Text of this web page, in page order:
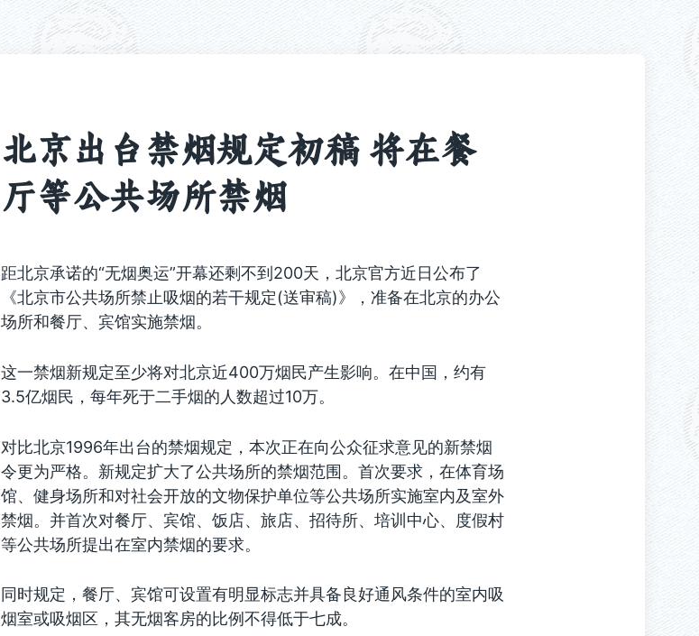
北京出台禁烟规定初稿 将在餐
厅等公共场所禁烟
距北京承诺的“无烟奥运”开幕还剩不到200天，北京官方近日公布了
《北京市公共场所禁止吸烟的若干规定(送审稿)》，准备在北京的办公
场所和餐厅、宾馆实施禁烟。
这一禁烟新规定至少将对北京近400万烟民产生影响。在中国，约有
3.5亿烟民，每年死于二手烟的人数超过10万。
对比北京1996年出台的禁烟规定，本次正在向公众征求意见的新禁烟
令更为严格。新规定扩大了公共场所的禁烟范围。首次要求，在体育场
馆、健身场所和对社会开放的文物保护单位等公共场所实施室内及室外
禁烟。并首次对餐厅、宾馆、饭店、旅店、招待所、培训中心、度假村
等公共场所提出在室内禁烟的要求。
同时规定，餐厅、宾馆可设置有明显标志并具备良好通风条件的室内吸
烟室或吸烟区，其无烟客房的比例不得低于七成。